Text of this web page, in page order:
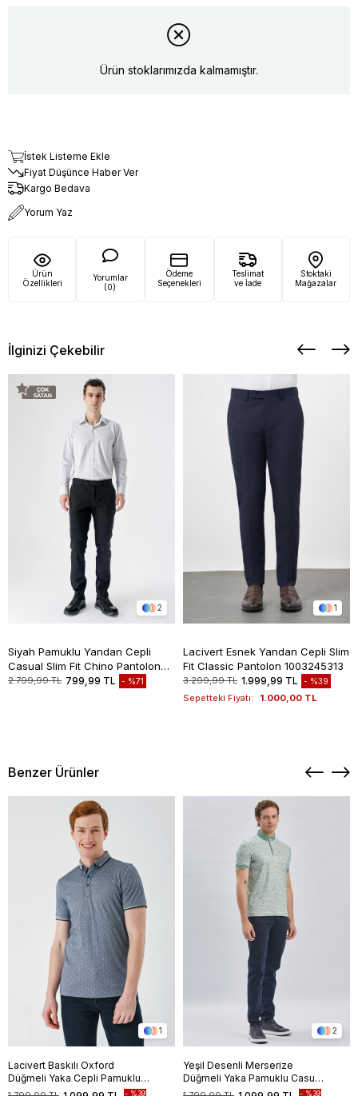
Ürün stoklarımızda kalmamıştır.
İstek Listeme Ekle
Fiyat Düşünce Haber Ver
Kargo Bedava
Yorum Yaz
Ürün
Özellikleri
Yorumlar
(0)
Ödeme
Seçenekleri
Teslimat
ve İade
Stoktaki
Mağazalar
İlginizi Çekebilir
2
Siyah Pamuklu Yandan Cepli
Casual Slim Fit Chino Pantolon
1003235117
2.799,99 TL 799,99 TL %71
1
Lacivert Esnek Yandan Cepli Slim
Fit Classic Pantolon 1003245313
3.299,99 TL 1.999,99 TL %39
Sepetteki Fiyatı: 1.000,00 TL
Benzer Ürünler
1
Lacivert Baskılı Oxford
Düğmeli Yaka Cepli Pamuklu
Casual Slim Fit Dar Kesim %39
2
Yeşil Desenli Merserize
Düğmeli Yaka Pamuklu Casual
Slim Fit Dar Kesim Tişört
%39